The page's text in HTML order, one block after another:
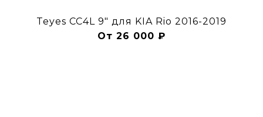
Teyes CC4L 9" для KIA Rio 2016-2019
От 26 000 ₽